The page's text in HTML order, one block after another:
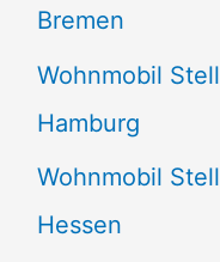
Bremen
Wohnmobil
Hamburg
Wohnmobil
Hessen